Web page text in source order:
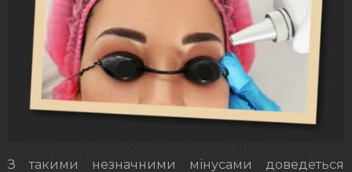
З такими незначними мінусами доведеться